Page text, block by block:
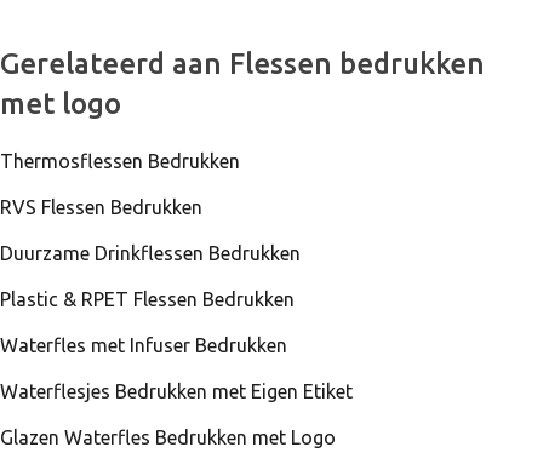
Gerelateerd aan Flessen bedrukken
met logo
Thermosflessen Bedrukken
RVS Flessen Bedrukken
Duurzame Drinkflessen Bedrukken
Plastic & RPET Flessen Bedrukken
Waterfles met Infuser Bedrukken
Waterflesjes Bedrukken met Eigen Etiket
Glazen Waterfles Bedrukken met Logo